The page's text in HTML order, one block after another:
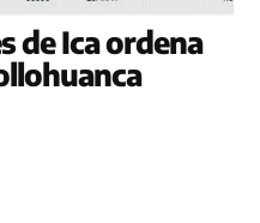
de Ica ordena